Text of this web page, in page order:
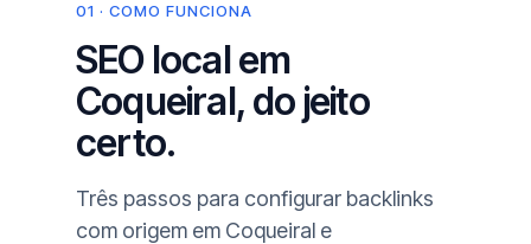
01 · COMO FUNCIONA
SEO local em
Coqueiral, do jeito
certo.
Três passos para configurar backlinks
com origem em Coqueiral e